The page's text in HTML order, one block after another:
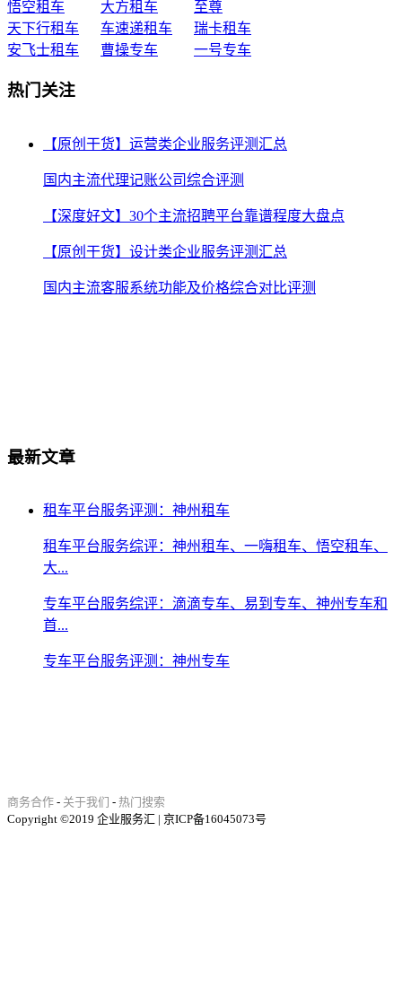
悟空租车 大方租车
至尊
天下行租车
车速递租车
瑞卡租车
安飞士租车
曹操专车 一号专车
热门关注
【原创干货】运营类企业服务评测汇总
国内主流代理记账公司综合评测
【深度好文】30个主流招聘平台靠谱程度大盘点
【原创干货】设计类企业服务评测汇总
国内主流客服系统功能及价格综合对比评测
最新文章
租车平台服务评测：神州租车
租车平台服务综评：神州租车、一嗨租车、悟空租车、
大...
专车平台服务综评：滴滴专车、易到专车、神州专车和
首...
专车平台服务评测：神州专车
商务合作 - 关于我们 - 热门搜索
Copyright ©2019 企业服务汇 | 京ICP备16045073号